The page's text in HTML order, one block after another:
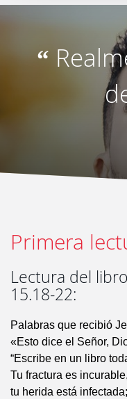
“
Primera
Lectura del
15.18-22:
Palabras que recibió
«Esto dice el Señor,
“Escribe en un libro
Tu fractura es incurable,
tu herida está infectada;